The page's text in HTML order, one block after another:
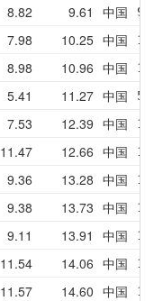
8.82 9.61 中国
7.98 10.25 中国
8.98 10.96 中国
5.41 11.27 中国
7.53 12.39 中国
11.47 12.66 中国
9.36 13.28 中国
9.38 13.73 中国
9.11 13.91 中国
11.54 14.06 中国
11.57 14.60 中国